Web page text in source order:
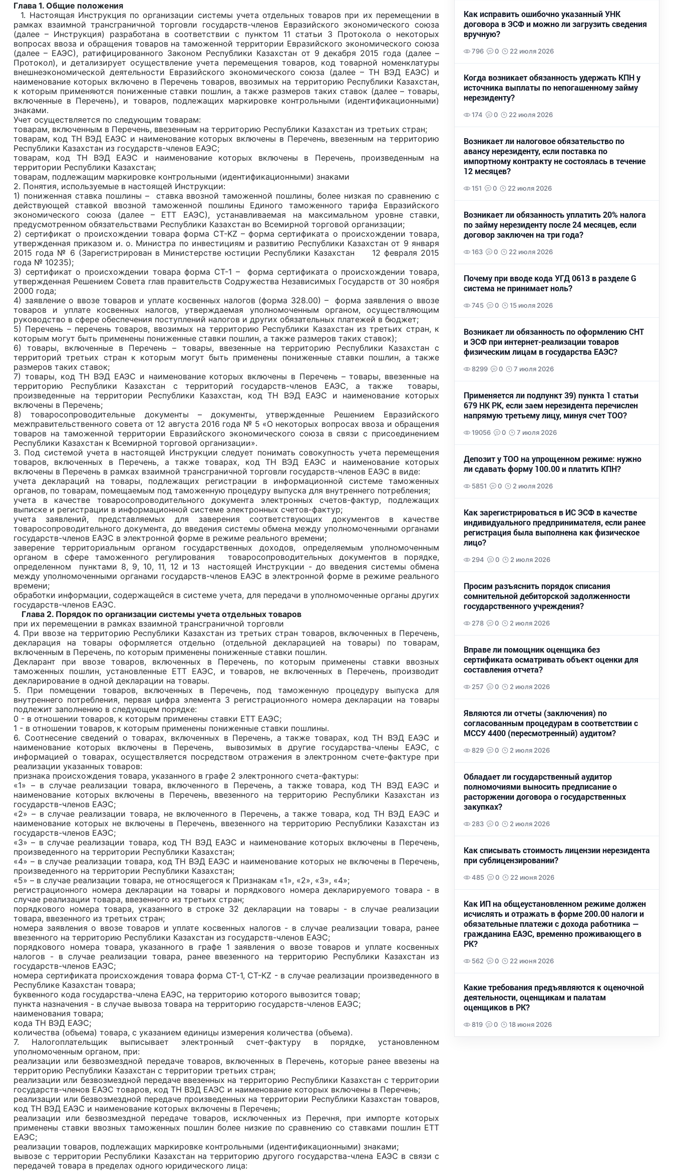
Глава 1. Общие положения
1. Настоящая Инструкция по организации системы учета отдельных товаров при их перемещении в
рамках взаимной трансграничной торговли государств-членов Евразийского экономического союза
(далее – Инструкция) разработана в соответствии с пунктом 11 статьи 3 Протокола о некоторых
вопросах ввоза и обращения товаров на таможенной территории Евразийского экономического союза
(далее – ЕАЭС), ратифицированного Законом Республики Казахстан от 9 декабря 2015 года (далее –
Протокол), и детализирует осуществление учета перемещения товаров, код товарной номенклатуры
внешнеэкономической деятельности Евразийского экономического союза (далее – ТН ВЭД ЕАЭС) и
наименование которых включено в Перечень товаров, ввозимых на территорию Республики Казахстан,
к которым применяются пониженные ставки пошлин, а также размеров таких ставок (далее – товары,
включенные в Перечень), и товаров, подлежащих маркировке контрольными (идентификационными)
знаками.
Учет осуществляется по следующим товарам:
товарам, включенным в Перечень, ввезенным на территорию Республики Казахстан из третьих стран;
товарам, код ТН ВЭД ЕАЭС и наименование которых включены в Перечень, ввезенным на территорию
Республики Казахстан из государств-членов ЕАЭС;
товарам, код ТН ВЭД ЕАЭС и наименование которых включены в Перечень, произведенным на
территории Республики Казахстан;
товарам, подлежащим маркировке контрольными (идентификационными) знаками
2. Понятия, используемые в настоящей Инструкции:
1) пониженная ставка пошлины – ставка ввозной таможенной пошлины, более низкая по сравнению с
действующей ставкой ввозной таможенной пошлины Единого таможенного тарифа Евразийского
экономического союза (далее – ЕТТ ЕАЭС), устанавливаемая на максимальном уровне ставки,
предусмотренном обязательствами Республики Казахстан во Всемирной торговой организации;
2) сертификат о происхождении товара форма СТ-KZ – форма сертификата о происхождении товара,
утвержденная приказом и. о. Министра по инвестициям и развитию Республики Казахстан от 9 января
2015 года № 6 (Зарегистрирован в Министерстве юстиции Республики Казахстан 12 февраля 2015
года № 10235);
3) сертификат о происхождении товара форма СТ-1 – форма сертификата о происхождении товара,
утвержденная Решением Совета глав правительств Содружества Независимых Государств от 30 ноября
2000 года;
4) заявление о ввозе товаров и уплате косвенных налогов (форма 328.00) – форма заявления о ввозе
товаров и уплате косвенных налогов, утверждаемая уполномоченным органом, осуществляющим
руководство в сфере обеспечения поступлений налогов и других обязательных платежей в бюджет;
5) Перечень – перечень товаров, ввозимых на территорию Республики Казахстан из третьих стран, к
которым могут быть применены пониженные ставки пошлин, а также размеров таких ставок);
6) товары, включенные в Перечень – товары, ввезенные на территорию Республики Казахстан с
территорий третьих стран к которым могут быть применены пониженные ставки пошлин, а также
размеров таких ставок;
7) товары, код ТН ВЭД ЕАЭС и наименование которых включены в Перечень – товары, ввезенные на
территорию Республики Казахстан с территорий государств-членов ЕАЭС, а также товары,
произведенные на территории Республики Казахстан, код ТН ВЭД ЕАЭС и наименование которых
включены в Перечень;
8) товаросопроводительные документы – документы, утвержденные Решением Евразийского
межправительственного совета от 12 августа 2016 года № 5 «О некоторых вопросах ввоза и обращения
товаров на таможенной территории Евразийского экономического союза в связи с присоединением
Республики Казахстан к Всемирной торговой организации».
3. Под системой учета в настоящей Инструкции следует понимать совокупность учета перемещения
товаров, включенных в Перечень, а также товарах, код ТН ВЭД ЕАЭС и наименование которых
включены в Перечень в рамках взаимной трансграничной торговли государств-членов ЕАЭС в виде:
учета деклараций на товары, подлежащих регистрации в информационной системе таможенных
органов, по товарам, помещаемым под таможенную процедуру выпуска для внутреннего потребления;
учета в качестве товаросопроводительного документа электронных счетов-фактур, подлежащих
выписке и регистрации в информационной системе электронных счетов-фактур;
учета заявлений, представляемых для заверения соответствующих документов в качестве
товаросопроводительного документа, до введения системы обмена между уполномоченными органами
государств-членов ЕАЭС в электронной форме в режиме реального времени;
заверение территориальным органом государственных доходов, определяемым уполномоченным
органом в сфере таможенного регулирования товаросопроводительных документов в порядке,
определенном пунктами 8, 9, 10, 11, 12 и 13 настоящей Инструкции - до введения системы обмена
между уполномоченными органами государств-членов ЕАЭС в электронной форме в режиме реального
времени;
обработки информации, содержащейся в системе учета, для передачи в уполномоченные органы других
государств-членов ЕАЭС.
Глава 2. Порядок по организации системы учета отдельных товаров
при их перемещении в рамках взаимной трансграничной торговли
4. При ввозе на территорию Республики Казахстан из третьих стран товаров, включенных в Перечень,
декларация на товары оформляется отдельно (отдельной декларацией на товары) по товарам,
включенным в Перечень, по которым применены пониженные ставки пошлин.
Декларант при ввозе товаров, включенных в Перечень, по которым применены ставки ввозных
таможенных пошлин, установленные ЕТТ ЕАЭС, и товаров, не включенных в Перечень, производит
декларирование в одной декларации на товары.
5. При помещении товаров, включенных в Перечень, под таможенную процедуру выпуска для
внутреннего потребления, первая цифра элемента 3 регистрационного номера декларации на товары
подлежит заполнению в следующем порядке:
0 - в отношении товаров, к которым применены ставки ЕТТ ЕАЭС;
1 - в отношении товаров, к которым применены пониженные ставки пошлины.
6. Соотнесение сведений о товарах, включенных в Перечень, а также товарах, код ТН ВЭД ЕАЭС и
наименование которых включены в Перечень, вывозимых в другие государства-члены ЕАЭС, с
информацией о товарах, осуществляется посредством отражения в электронном счете-фактуре при
реализации указанных товаров:
признака происхождения товара, указанного в графе 2 электронного счета-фактуры:
«1» – в случае реализации товара, включенного в Перечень, а также товара, код ТН ВЭД ЕАЭС и
наименование которых включены в Перечень, ввезенного на территорию Республики Казахстан из
государств-членов ЕАЭС;
«2» – в случае реализации товара, не включенного в Перечень, а также товара, код ТН ВЭД ЕАЭС и
наименование которых не включены в Перечень, ввезенного на территорию Республики Казахстан из
государств-членов ЕАЭС;
«3» – в случае реализации товара, код ТН ВЭД ЕАЭС и наименование которых включены в Перечень,
произведенного на территории Республики Казахстан;
«4» – в случае реализации товара, код ТН ВЭД ЕАЭС и наименование которых не включены в Перечень,
произведенного на территории Республики Казахстан;
«5» – в случае реализации товара, не относящегося к Признакам «1», «2», «3», «4»;
регистрационного номера декларации на товары и порядкового номера декларируемого товара - в
случае реализации товара, ввезенного из третьих стран;
порядкового номера товара, указанного в строке 32 декларации на товары - в случае реализации
товара, ввезенного из третьих стран;
номера заявления о ввозе товаров и уплате косвенных налогов - в случае реализации товара, ранее
ввезенного на территорию Республики Казахстан из государств-членов ЕАЭС;
порядкового номера товара, указанного в графе 1 заявления о ввозе товаров и уплате косвенных
налогов - в случае реализации товара, ранее ввезенного на территорию Республики Казахстан из
государств-членов ЕАЭС;
номера сертификата происхождения товара форма СТ-1, CT-KZ - в случае реализации произведенного в
Республике Казахстан товара;
буквенного кода государства-члена ЕАЭС, на территорию которого вывозится товар;
пункта назначения - в случае вывоза товара на территорию государств-членов ЕАЭС;
наименования товара;
кода ТН ВЭД ЕАЭС;
количества (объема) товара, с указанием единицы измерения количества (объема).
7. Налогоплательщик выписывает электронный счет-фактуру в порядке, установленном
уполномоченным органом, при:
реализации или безвозмездной передаче товаров, включенных в Перечень, которые ранее ввезены на
территорию Республики Казахстан с территории третьих стран;
реализации или безвозмездной передаче ввезенных на территорию Республики Казахстан с территории
государств-членов ЕАЭС товаров, код ТН ВЭД ЕАЭС и наименование которых включены в Перечень;
реализации или безвозмездной передаче произведенных на территории Республики Казахстан товаров,
код ТН ВЭД ЕАЭС и наименование которых включены в Перечень;
реализации или безвозмездной передаче товаров, исключенных из Перечня, при импорте которых
применены ставки ввозных таможенных пошлин более низкие по сравнению со ставками пошлин ЕТТ
ЕАЭС;
реализации товаров, подлежащих маркировке контрольными (идентификационными) знаками;
вывозе с территории Республики Казахстан на территорию другого государства-члена ЕАЭС в связи с
передачей товара в пределах одного юридического лица:
Как исправить ошибочно указанный УНК
договора в ЭСФ и можно ли загрузить сведения
вручную?
796 0 22 июля 2026
Когда возникает обязанность удержать КПН у
источника выплаты по непогашенному займу
нерезиденту?
174 0 22 июля 2026
Возникает ли налоговое обязательство по
авансу нерезиденту, если поставка по
импортному контракту не состоялась в течение
12 месяцев?
151 0 22 июля 2026
Возникает ли обязанность уплатить 20% налога
по займу нерезиденту после 24 месяцев, если
договор заключен на три года?
163 0 22 июля 2026
Почему при вводе кода УГД 0613 в разделе G
система не принимает ноль?
745 0 15 июля 2026
Возникает ли обязанность по оформлению СНТ
и ЭСФ при интернет-реализации товаров
физическим лицам в государства ЕАЭС?
8299 0 7 июля 2026
Применяется ли подпункт 39) пункта 1 статьи
679 НК РК, если заем нерезидента перечислен
напрямую третьему лицу, минуя счет ТОО?
19056 0 7 июля 2026
Депозит у ТОО на упрощенном режиме: нужно
ли сдавать форму 100.00 и платить КПН?
5851 0 2 июля 2026
Как зарегистрироваться в ИС ЭСФ в качестве
индивидуального предпринимателя, если ранее
регистрация была выполнена как физическое
лицо?
294 0 2 июля 2026
Просим разъяснить порядок списания
сомнительной дебиторской задолженности
государственного учреждения?
278 0 2 июля 2026
Вправе ли помощник оценщика без
сертификата осматривать объект оценки для
составления отчета?
257 0 2 июля 2026
Являются ли отчеты (заключения) по
согласованным процедурам в соответствии с
МССУ 4400 (пересмотренный) аудитом?
829 0 2 июля 2026
Обладает ли государственный аудитор
полномочиями выносить предписание о
расторжении договора о государственных
закупках?
283 0 2 июля 2026
Как списывать стоимость лицензии нерезидента
при сублицензировании?
485 0 22 июня 2026
Как ИП на общеустановленном режиме должен
исчислять и отражать в форме 200.00 налоги и
обязательные платежи с дохода работника —
гражданина ЕАЭС, временно проживающего в
РК?
562 0 22 июня 2026
Какие требования предъявляются к оценочной
деятельности, оценщикам и палатам
оценщиков в РК?
819 0 18 июня 2026